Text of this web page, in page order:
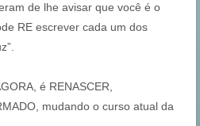
de lhe avisar que você é o
RE escrever cada um dos
é RENASCER,
mudando o curso atual da